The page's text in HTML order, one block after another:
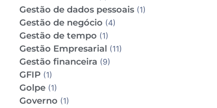
Gestão de dados pessoais (1)
Gestão de negócio (4)
Gestão de tempo (1)
Gestão Empresarial (11)
Gestão financeira (9)
GFIP (1)
Golpe (1)
Governo (1)